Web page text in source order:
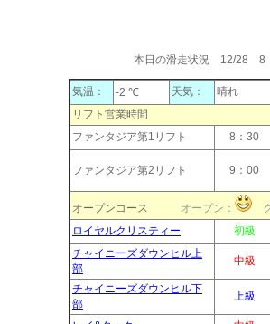
本日の滑走状況 12/28 8
気温： -2 ℃ 天気：
晴れ
リフト営業時間
ファンタジア第1リフト
8：30
ファンタジア第2リフト 9：00
オープンコース オープン：
ロイヤルクリスティー
初級
チャイニーズダウンヒル上
部
中級
チャイニーズダウンヒル下
部
上級